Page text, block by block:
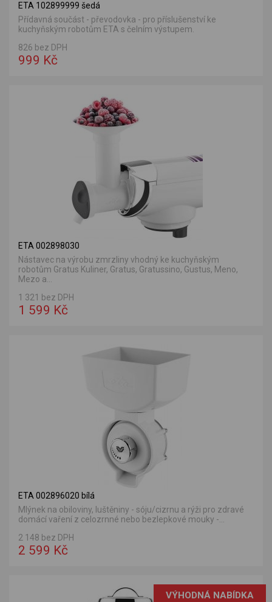
ETA 102899999 šedá
Přídavná součást - převodovka - pro příslušenství ke
kuchyňským robotům ETA s čelním výstupem.
826 bez DPH
999 Kč
ETA 002898030
Nástavec na výrobu zmrzliny vhodný ke kuchyňským
robotům Gratus Kuliner, Gratus, Gratussino, Gustus, Meno,
Mezo a...
1 321 bez DPH
1 599 Kč
ETA 002896020 bílá
Mlýnek na obiloviny, luštěniny - sóju/cizrnu a rýži pro zdravé
domácí vaření z celozrnné nebo bezlepkové mouky -...
2 148 bez DPH
2 599 Kč
VÝHODNÁ NABÍDKA